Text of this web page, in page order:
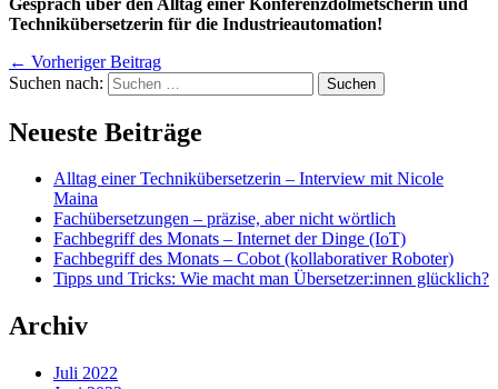
Technikübersetzerin für die Industrieautomation!
← Vorheriger Beitrag
Suchen nach:
Neueste Beiträge
Alltag einer Technikübersetzerin – Interview mit Nicole
Maina
Fachübersetzungen – präzise, aber nicht wörtlich
Fachbegriff des Monats – Internet der Dinge (IoT)
Fachbegriff des Monats – Cobot (kollaborativer Roboter)
Tipps und Tricks: Wie macht man Übersetzer:innen glücklich?
Archiv
Juli 2022